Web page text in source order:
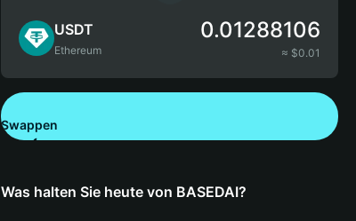
USDT
Ethereum
0.01288106
≈ $0.01
Swappen
Was halten Sie heute von BASEDAI?